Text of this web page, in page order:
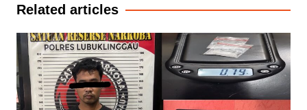
Related articles